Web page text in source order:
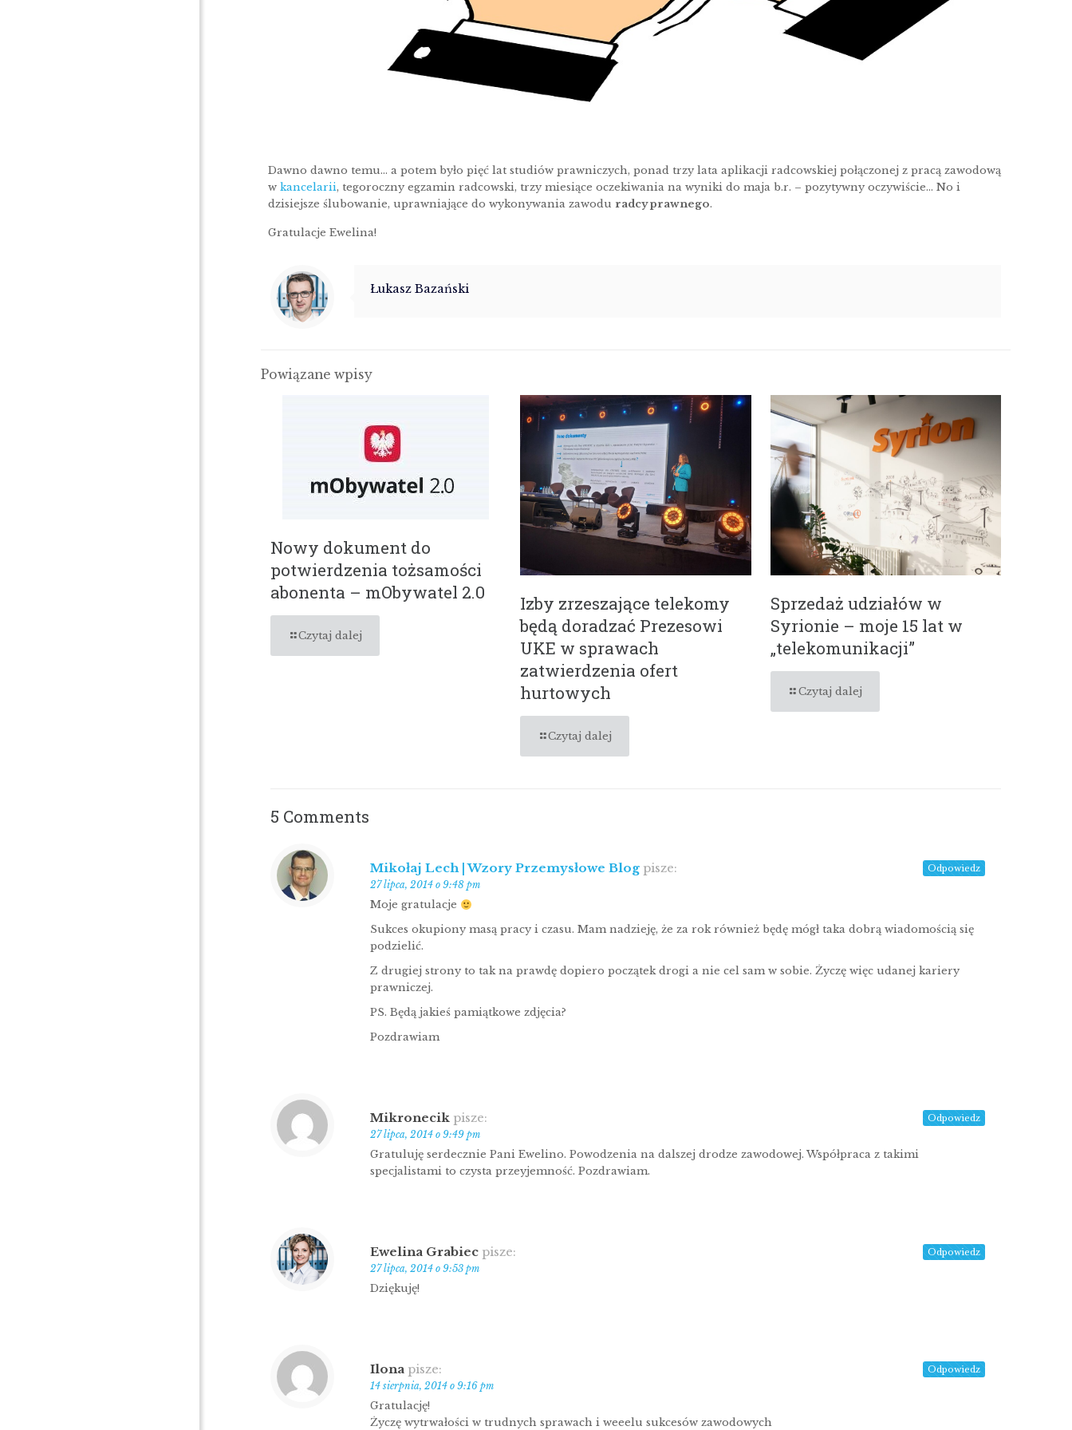
Dawno dawno temu… a potem było pięć lat studiów prawniczych, ponad trzy lata aplikacji radcowskiej połączonej z pracą zawodową
wkancelarii, tegoroczny egzamin radcowski, trzy miesiące oczekiwania na wyniki do maja b.r. – pozytywny oczywiście… No i
dzisiejsze ślubowanie, uprawniające do wykonywania zawodu radcy prawnego.
Gratulacje Ewelina!
Łukasz Bazański
Powiązane wpisy
Nowy dokument do
potwierdzenia tożsamości
abonenta – mObywatel 2.0
Czytaj dalej
Izby zrzeszające telekomy
będą doradzać Prezesowi
UKE w sprawach
zatwierdzenia ofert
hurtowych
Czytaj dalej
Sprzedaż udziałów w
Syrionie – moje 15 lat w
„telekomunikacji”
Czytaj dalej
5 Comments
Mikołaj Lech | Wzory Przemysłowe Blog pisze:
27 lipca, 2014 o 9:48 pm
Moje gratulacje
Sukces okupiony masą pracy i czasu. Mam nadzieję, że za rok również będę mógł taka dobrą wiadomością się
podzielić.
Z drugiej strony to tak na prawdę dopiero początek drogi a nie cel sam w sobie. Życzę więc udanej kariery
prawniczej.
PS. Będą jakieś pamiątkowe zdjęcia?
Pozdrawiam
Odpowiedz
Mikronecik pisze:
27 lipca, 2014 o 9:49 pm
Gratuluję serdecznie Pani Ewelino. Powodzenia na dalszej drodze zawodowej. Współpraca z takimi
specjalistami to czysta przeyjemność. Pozdrawiam.
Odpowiedz
Ewelina Grabiec pisze:
27 lipca, 2014 o 9:53 pm
Dziękuję!
Odpowiedz
Ilona pisze:
14 sierpnia, 2014 o 9:16 pm
Gratulację!
Życzę wytrwałości w trudnych sprawach i weeelu sukcesów zawodowych
Odpowiedz